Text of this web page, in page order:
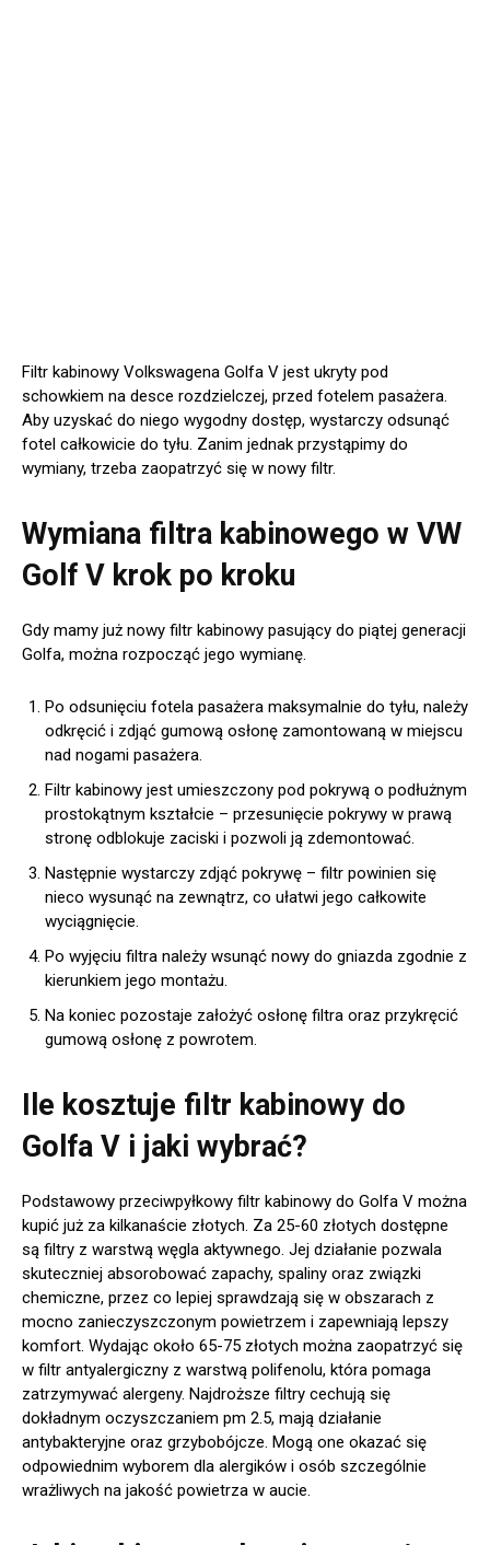
Filtr kabinowy Volkswagena Golfa V jest ukryty pod
schowkiem na desce rozdzielczej, przed fotelem pasażera.
Aby uzyskać do niego wygodny dostęp, wystarczy odsunąć
fotel całkowicie do tyłu. Zanim jednak przystąpimy do
wymiany, trzeba zaopatrzyć się w nowy filtr.
Wymiana filtra kabinowego w VW
Golf V krok po kroku
Gdy mamy już nowy filtr kabinowy pasujący do piątej generacji
Golfa, można rozpocząć jego wymianę.
Po odsunięciu fotela pasażera maksymalnie do tyłu, należy
odkręcić i zdjąć gumową osłonę zamontowaną w miejscu
nad nogami pasażera.
Filtr kabinowy jest umieszczony pod pokrywą o podłużnym
prostokątnym kształcie – przesunięcie pokrywy w prawą
stronę odblokuje zaciski i pozwoli ją zdemontować.
Następnie wystarczy zdjąć pokrywę – filtr powinien się
nieco wysunąć na zewnątrz, co ułatwi jego całkowite
wyciągnięcie.
Po wyjęciu filtra należy wsunąć nowy do gniazda zgodnie z
kierunkiem jego montażu.
Na koniec pozostaje założyć osłonę filtra oraz przykręcić
gumową osłonę z powrotem.
Ile kosztuje filtr kabinowy do
Golfa V i jaki wybrać?
Podstawowy przeciwpyłkowy filtr kabinowy do Golfa V można
kupić już za kilkanaście złotych. Za 25-60 złotych dostępne
są filtry z warstwą węgla aktywnego. Jej działanie pozwala
skuteczniej absorobować zapachy, spaliny oraz związki
chemiczne, przez co lepiej sprawdzają się w obszarach z
mocno zanieczyszczonym powietrzem i zapewniają lepszy
komfort. Wydając około 65-75 złotych można zaopatrzyć się
w filtr antyalergiczny z warstwą polifenolu, która pomaga
zatrzymywać alergeny. Najdroższe filtry cechują się
dokładnym oczyszczaniem pm 2.5, mają działanie
antybakteryjne oraz grzybobójcze. Mogą one okazać się
odpowiednim wyborem dla alergików i osób szczególnie
wrażliwych na jakość powietrza w aucie.